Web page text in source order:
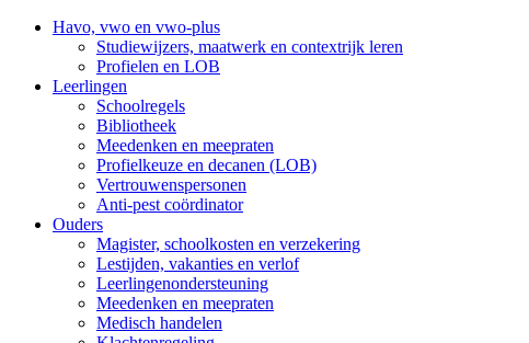
Havo, vwo en vwo-plus
Studiewijzers, maatwerk en contextrijk leren
Profielen en LOB
Leerlingen
Schoolregels
Bibliotheek
Meedenken en meepraten
Profielkeuze en decanen (LOB)
Vertrouwenspersonen
Anti-pest coördinator
Ouders
Magister, schoolkosten en verzekering
Lestijden, vakanties en verlof
Leerlingenondersteuning
Meedenken en meepraten
Medisch handelen